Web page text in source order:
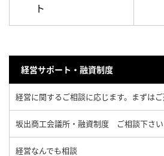
ト
経営サポート・融資制度
経営に関するご相談に応じます。まずはご
坂出商工会議所・融資制度 ご相談下さい
経営なんでも相談